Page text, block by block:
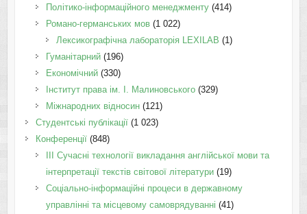
Політико-інформаційного менеджменту(414)
Романо-германських мов(1 022)
Лексикографічна лабораторія LEXILAB (1)
Гуманітарний(196)
Економічний(330)
Інститут права ім. І. Малиновського(329)
Міжнародних відносин(121)
Студентські публікації(1 023)
Конференції(848)
III Сучасні технології викладання англійської мови та
інтерпретації текстів світової літератури(19)
Соціально-інформаційні процеси в державному
управлінні та місцевому самоврядуванні (41)